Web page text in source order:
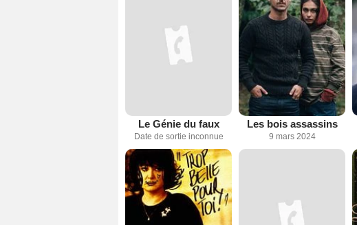
Le Génie du faux
Date de sortie inconnue
Les bois assassins
9 mars 2024